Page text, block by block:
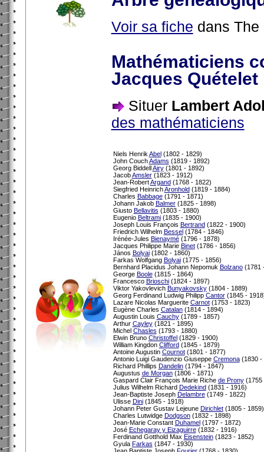
Voir sa fiche dans
Mathématiciens
Jacques Quételet
Situer Lambert
des mathématiciens
Niels Henrik Abel(1802 - 1829)
John CouchAdams (1819 - 1892)
Georg BiddellAiry(1801 - 1892)
JacobAmsler(1823 - 1912)
Jean-RobertArgand(1768 - 1822)
Siegfried HeinrichAronhold(1819 - 1884)
Charles Babbage(1791 - 1871)
Johann Jakob Balmer(1825 - 1898)
Giusto Bellavitis (1803 - 1880)
Eugenio Beltrami(1835 - 1900)
Joseph Louis François Bertrand(1822 - 1900)
Friedrich Wilhelm Bessel(1784 - 1846)
Irénée-Jules Bienaymé(1796 - 1878)
Jacques Philippe Marie Binet(1786 - 1856)
János Bolyai(1802 - 1860)
Farkas Wolfgang Bolyai(1775 - 1856)
Bernhard Placidus Johann Nepomuk Bolzano(1781
George Boole(1815 - 1864)
Francesco Brioschi(1824 - 1897)
Viktor Yakovlevich Bunyakovsky(1804 - 1889)
Georg Ferdinand Ludwig Philipp Cantor(1845 -
Lazare Nicolas Marguerite Carnot(1753 - 1823)
Eugène Charles Catalan(1814 - 1894)
Augustin Louis Cauchy(1789 - 1857)
Arthur Cayley(1821 - 1895)
Michel Chasles (1793 - 1880)
Elwin Bruno Christoffel(1829 - 1900)
William Kingdon Clifford(1845 - 1879)
Antoine Augustin Cournot(1801 - 1877)
Antonio Luigi Gaudenzio Giuseppe Cremona(1830 -
Richard Phillips Dandelin(1794 - 1847)
Augustus de Morgan(1806 - 1871)
Gaspard Clair François Marie Riche de Prony(1755
Julius Wilhelm Richard Dedekind(1831 - 1916)
Jean-Baptiste Joseph Delambre(1749 - 1822)
Ulisse Dini(1845 - 1918)
Johann Peter Gustav Lejeune Dirichlet(1805 - 1859)
Charles Lutwidge Dodgson(1832 - 1898)
Jean-Marie Constant Duhamel(1797 - 1872)
José Echegaray y Eizaguirre(1832 - 1916)
Ferdinand Gotthold Max Eisenstein(1823 - 1852)
Gyula Farkas (1847 - 1930)